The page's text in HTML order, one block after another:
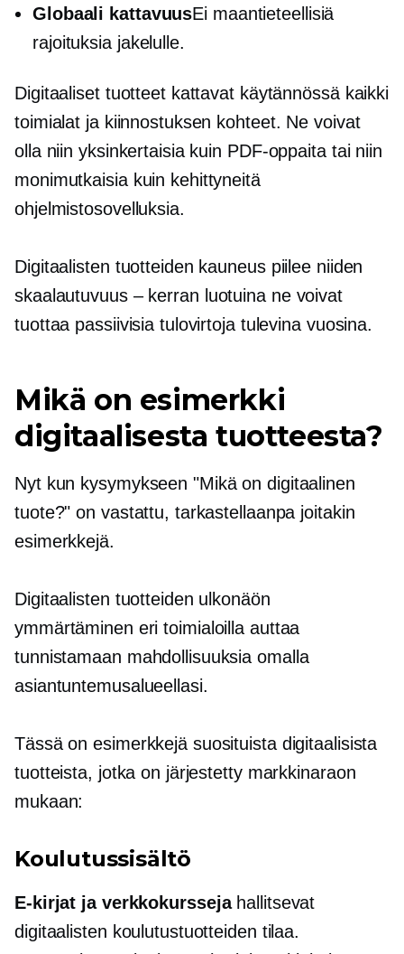
Globaali kattavuusEi maantieteellisiä
rajoituksia jakelulle.
Digitaaliset tuotteet kattavat käytännössä kaikki
toimialat ja kiinnostuksen kohteet. Ne voivat
olla niin yksinkertaisia kuin PDF-oppaita tai niin
monimutkaisia kuin kehittyneitä
ohjelmistosovelluksia.
Digitaalisten tuotteiden kauneus piilee niiden
skaalautuvuus – kerran luotuina ne voivat
tuottaa passiivisia tulovirtoja tulevina vuosina.
Mikä on esimerkki
digitaalisesta tuotteesta?
Nyt kun kysymykseen "Mikä on digitaalinen
tuote?" on vastattu, tarkastellaanpa joitakin
esimerkkejä.
Digitaalisten tuotteiden ulkonäön
ymmärtäminen eri toimialoilla auttaa
tunnistamaan mahdollisuuksia omalla
asiantuntemusalueellasi.
Tässä on esimerkkejä suosituista digitaalisista
tuotteista, jotka on järjestetty markkinaraon
mukaan:
Koulutussisältö
E-kirjat ja verkkokurssejahallitsevat
digitaalisten koulutustuotteiden tilaa.